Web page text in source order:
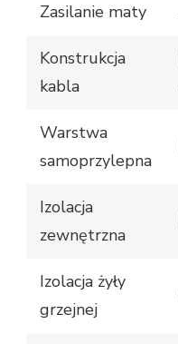
Zasilanie maty
Konstrukcja
kabla
Warstwa
samoprzylepna
Izolacja
zewnętrzna
Izolacja żyły
grzejnej